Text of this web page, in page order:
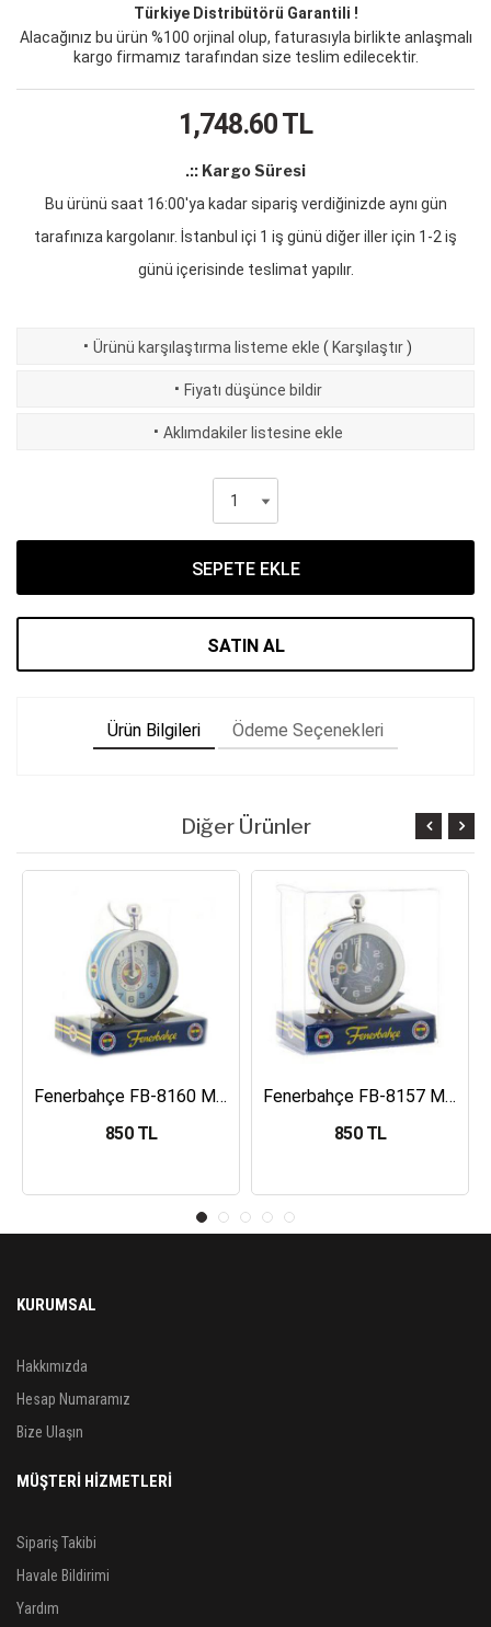
Türkiye Distribütörü Garantili !
Alacağınız bu ürün %100 orjinal olup, faturasıyla birlikte anlaşmalı
kargo firmamız tarafından size teslim edilecektir.
1,748.60TL
.:: Kargo Süresi
Bu ürünü saat 16:00'ya kadar sipariş verdiğinizde aynı gün
tarafınıza kargolanır. İstanbul içi 1 iş günü diğer iller için 1-2 iş
günü içerisinde teslimat yapılır.
· Ürünü karşılaştırma listeme ekle ( Karşılaştır )
· Fiyatı düşünce bildir
· Aklımdakiler listesine ekle
SEPETE EKLE
SATIN AL
Ürün Bilgileri Ödeme Seçenekleri
Diğer Ürünler
Fenerbahçe FB-8160 Masa Saati
850 TL
Fenerbahçe FB-8157 Masa Saati
850 TL
KURUMSAL
Hakkımızda
Hesap Numaramız
Bize Ulaşın
MÜŞTERİ HİZMETLERİ
Sipariş Takibi
Havale Bildirimi
Yardım